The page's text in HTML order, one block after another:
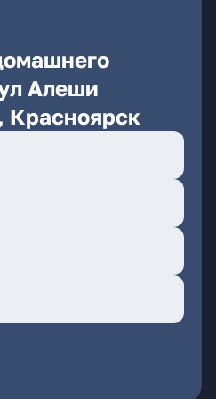
Алеши
Красноярск